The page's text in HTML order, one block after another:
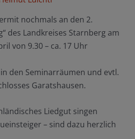
nochmals an den 2.
des Landkreises Starnberg am
von 9.30 – ca. 17 Uhr
den Seminarräumen und evtl.
Garatshausen.
Liedgut singen
– sind dazu herzlich